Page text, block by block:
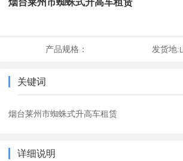
烟台莱州市蜘蛛式升高车租赁
产品规格： 发货地:
关键词
烟台莱州市蜘蛛式升高车租赁
详细说明